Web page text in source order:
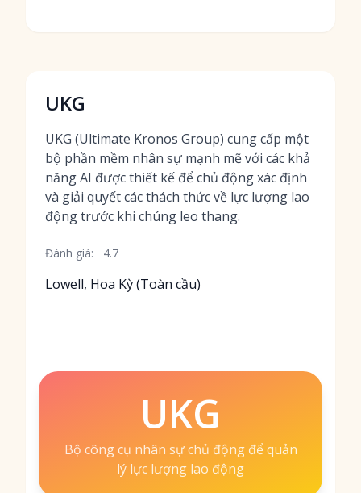
UKG
UKG (Ultimate Kronos Group) cung cấp một
bộ phần mềm nhân sự mạnh mẽ với các khả
năng AI được thiết kế để chủ động xác định
và giải quyết các thách thức về lực lượng lao
động trước khi chúng leo thang.
Đánh giá: 4.7
Lowell, Hoa Kỳ (Toàn cầu)
UKG
Bộ công cụ nhân sự chủ động để quản
lý lực lượng lao động